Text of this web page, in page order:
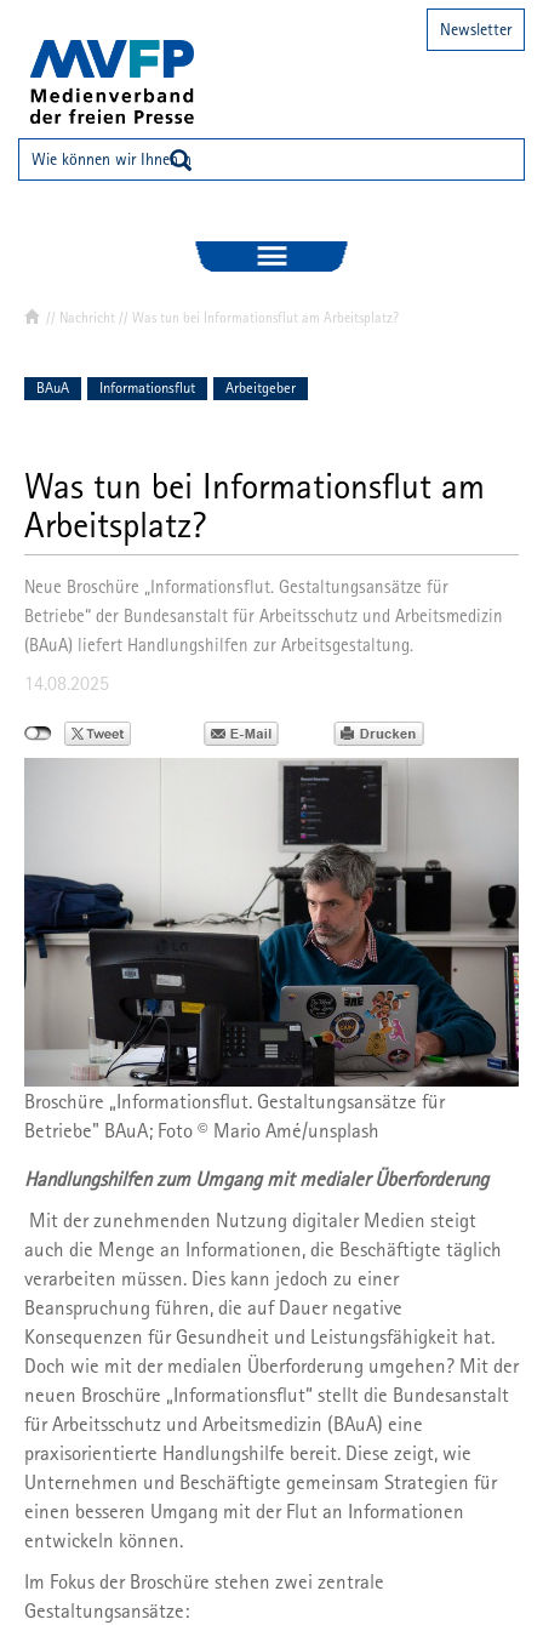
Newsletter
// Nachricht // Was tun bei Informationsflut am Arbeitsplatz?
BAuA Informationsflut Arbeitgeber
Was tun bei Informationsflut am
Arbeitsplatz?
Neue Broschüre „Informationsflut. Gestaltungsansätze für
Betriebe“ der Bundesanstalt für Arbeitsschutz und Arbeitsmedizin
(BAuA) liefert Handlungshilfen zur Arbeitsgestaltung.
14.08.2025
Broschüre „Informationsflut. Gestaltungsansätze für
Betriebe" BAuA; Foto © Mario Amé/unsplash
Handlungshilfen zum Umgang mit medialer Überforderung
Mit der zunehmenden Nutzung digitaler Medien steigt
auch die Menge an Informationen, die Beschäftigte täglich
verarbeiten müssen. Dies kann jedoch zu einer
Beanspruchung führen, die auf Dauer negative
Konsequenzen für Gesundheit und Leistungsfähigkeit hat.
Doch wie mit der medialen Überforderung umgehen? Mit der
neuen Broschüre „Informationsflut“ stellt die Bundesanstalt
für Arbeitsschutz und Arbeitsmedizin (BAuA) eine
praxisorientierte Handlungshilfe bereit. Diese zeigt, wie
Unternehmen und Beschäftigte gemeinsam Strategien für
einen besseren Umgang mit der Flut an Informationen
entwickeln können.
Im Fokus der Broschüre stehen zwei zentrale
Gestaltungsansätze: